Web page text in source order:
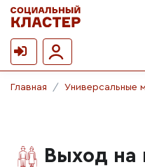
Главная Универсальные
Выход на